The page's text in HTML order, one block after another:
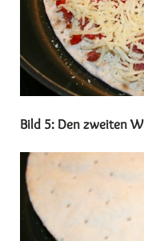
Bild 5: Den zweiten